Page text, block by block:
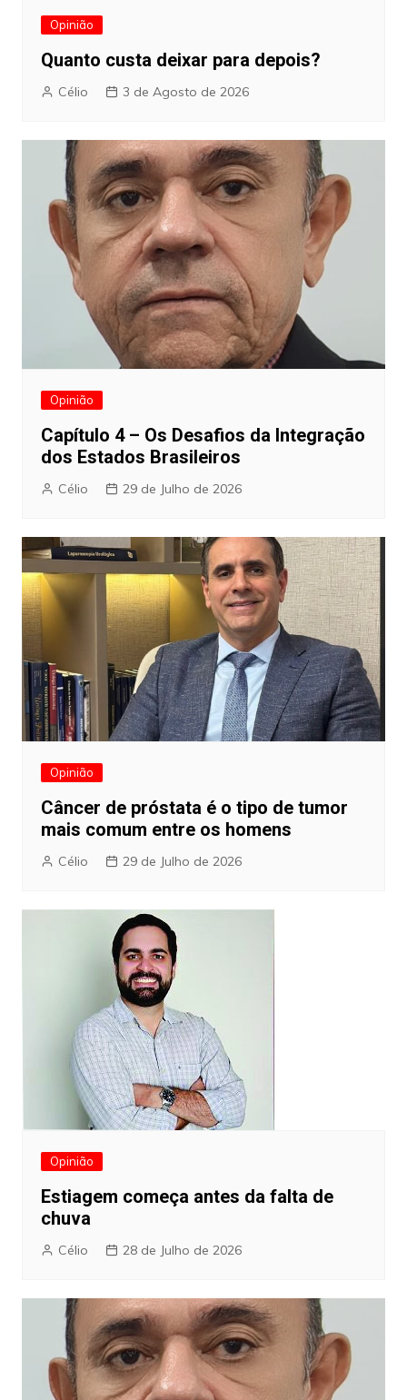
Opinião
Quanto custa deixar para depois?
Célio 3 de Agosto de 2026
Opinião
Capítulo 4 – Os Desafios da Integração
dos Estados Brasileiros
Célio 29 de Julho de 2026
Opinião
Câncer de próstata é o tipo de tumor
mais comum entre os homens
Célio 29 de Julho de 2026
Opinião
Estiagem começa antes da falta de
chuva
Célio 28 de Julho de 2026